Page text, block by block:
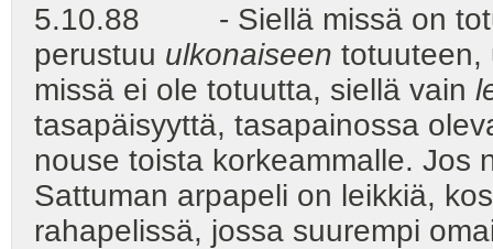
5.10.88 - Siellä missä on
perustuu ulkonaiseen totuuteen,
missä ei ole totuutta, siellä vain
tasapäisyyttä, tasapainossa
nouse toista korkeammalle. Jos
Sattuman arpapeli on leikkiä,
rahapelissä, jossa suurempi